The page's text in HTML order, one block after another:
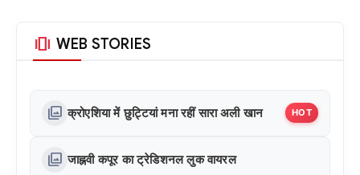
amp_stories WEB STORIES
photo_library क्रोएशिया में छुट्टियां मना रहीं सारा अली खान HOT
photo_library जाह्नवी कपूर का ट्रेडिशनल लुक वायरल